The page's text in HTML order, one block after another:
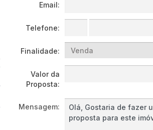
Email:
Telefone:
Finalidade:
Valor da
Proposta:
Mensagem: